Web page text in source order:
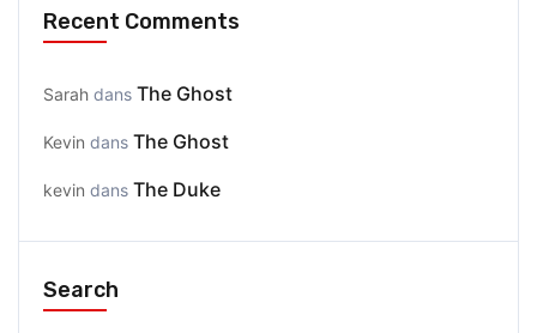
Recent Comments
Sarah dans The Ghost
Kevin dans The Ghost
kevin dans The Duke
Search